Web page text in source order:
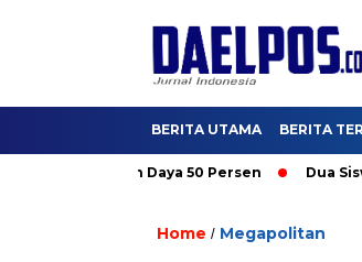
BERITA UTAMA BERITA
Tambah Daya 50 Persen Dua Siswa
Home / Megapolitan